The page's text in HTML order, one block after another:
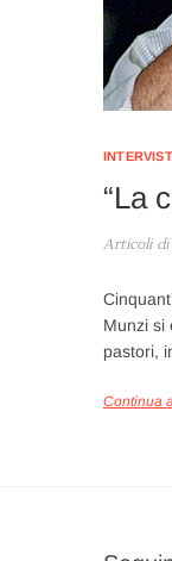
“La
Articoli di
Munzi si
pastori,
Continua